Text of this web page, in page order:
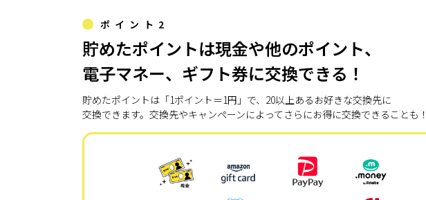
ポイント2
貯めたポイントは現金や他のポイント、
電子マネー、ギフト券に交換できる！
貯めたポイントは「1ポイント＝1円」で、20以上あるお好きな交換先に
交換できます。交換先やキャンペーンによってさらにお得に交換できることも